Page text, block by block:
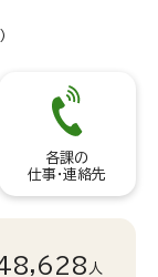
）
各課の
仕事・連絡先
人